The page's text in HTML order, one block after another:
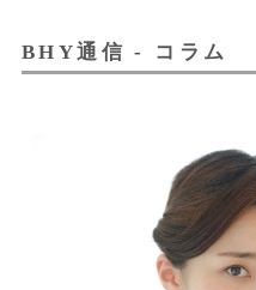
BHY通信 - コラム